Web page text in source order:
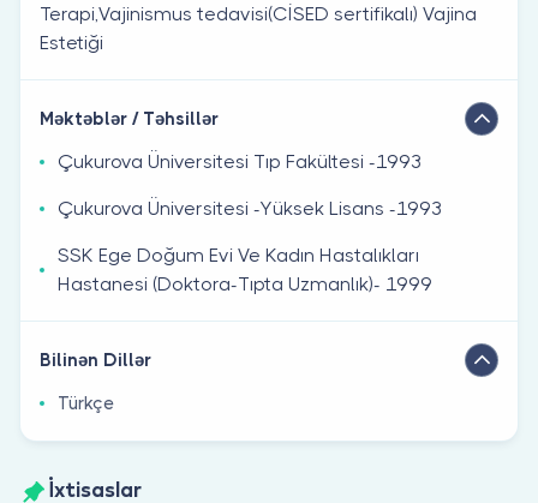
Terapi,Vajinismus tedavisi(CİSED sertifikalı) Vajina
Estetiği
Məktəblər / Təhsillər
Çukurova Üniversitesi Tıp Fakültesi -1993
Çukurova Üniversitesi -Yüksek Lisans -1993
SSK Ege Doğum Evi Ve Kadın Hastalıkları
Hastanesi (Doktora-Tıpta Uzmanlık)- 1999
Bilinən Dillər
Türkçe
İxtisaslar